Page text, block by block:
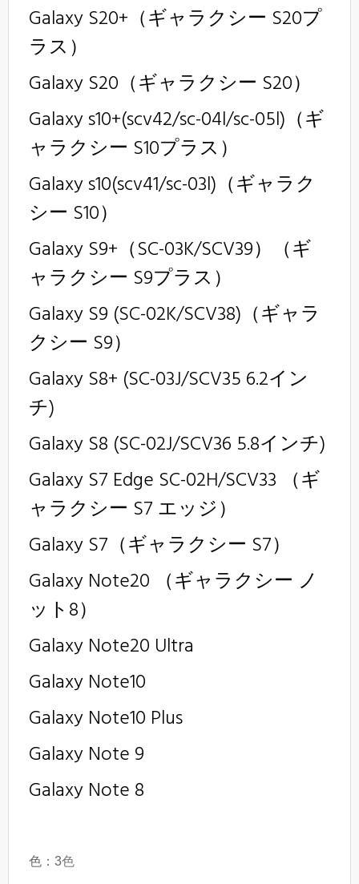
Galaxy S20+（ギャラクシー S20プ
ラス）
Galaxy S20（ギャラクシー S20）
Galaxy s10+(scv42/sc-04l/sc-05l)（ギ
ャラクシー S10プラス）
Galaxy s10(scv41/sc-03l)（ギャラク
シー S10）
Galaxy S9+（SC-03K/SCV39）（ギ
ャラクシー S9プラス）
Galaxy S9 (SC-02K/SCV38)（ギャラ
クシー S9）
Galaxy S8+ (SC-03J/SCV35 6.2イン
チ)
Galaxy S8 (SC-02J/SCV36 5.8インチ)
Galaxy S7 Edge SC-02H/SCV33 （ギ
ャラクシー S7 エッジ）
Galaxy S7（ギャラクシー S7）
Galaxy Note20 （ギャラクシー ノ
ット8）
Galaxy Note20 Ultra
Galaxy Note10
Galaxy Note10 Plus
Galaxy Note 9
Galaxy Note 8
色：3色